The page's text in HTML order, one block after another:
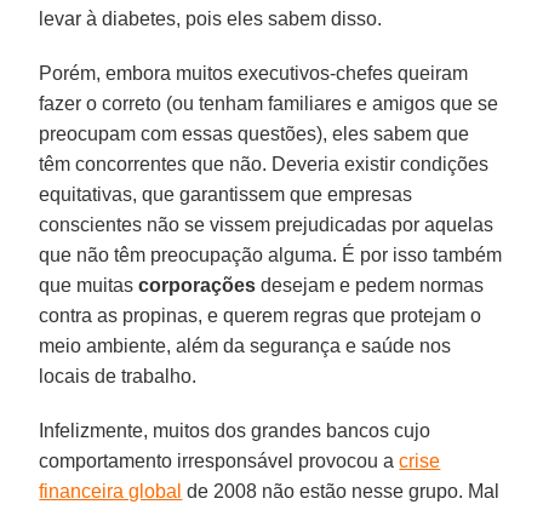
levar à diabetes, pois eles sabem disso.
Porém, embora muitos executivos-chefes queiram
fazer o correto (ou tenham familiares e amigos que se
preocupam com essas questões), eles sabem que
têm concorrentes que não. Deveria existir condições
equitativas, que garantissem que empresas
conscientes não se vissem prejudicadas por aquelas
que não têm preocupação alguma. É por isso também
que muitascorporações desejam e pedem normas
contra as propinas, e querem regras que protejam o
meio ambiente, além da segurança e saúde nos
locais de trabalho.
Infelizmente, muitos dos grandes bancos cujo
comportamento irresponsável provocou acrise
financeira global de 2008 não estão nesse grupo. Mal